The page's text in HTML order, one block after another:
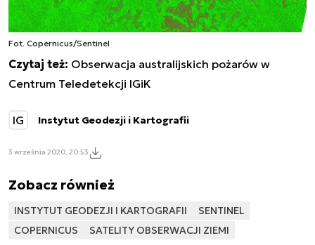
Fot. Copernicus/Sentinel
Czytaj też: Obserwacja australijskich pożarów w
Centrum Teledetekcji IGiK
IG Instytut Geodezji i Kartografii
3 września 2020, 20:53
Zobacz również
INSTYTUT GEODEZJI I KARTOGRAFII
SENTINEL
COPERNICUS
SATELITY OBSERWACJI ZIEMI